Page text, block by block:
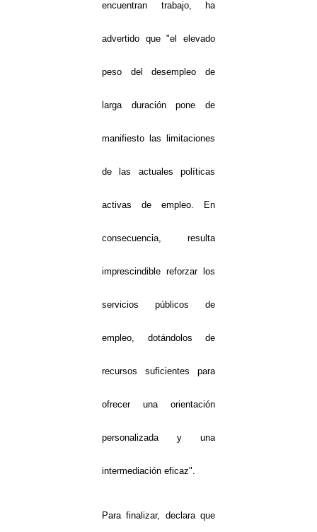
encuentran trabajo, ha
advertido que "el elevado
peso del desempleo de
larga duración pone de
manifiesto las limitaciones
de las actuales políticas
activas de empleo. En
consecuencia, resulta
imprescindible reforzar los
servicios públicos de
empleo, dotándolos de
recursos suficientes para
ofrecer una orientación
personalizada y una
intermediación eficaz".
Para finalizar, declara que